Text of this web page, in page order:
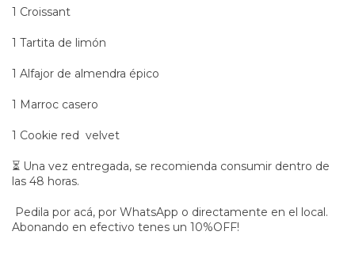
1 Croissant
1 Tartita de limón
1 Alfajor de almendra épico
1 Marroc casero
1 Cookie red velvet
⏳ Una vez entregada, se recomienda consumir dentro de
las 48 horas.
Pedila por acá, por WhatsApp o directamente en el local.
Abonando en efectivo tenes un 10%OFF!